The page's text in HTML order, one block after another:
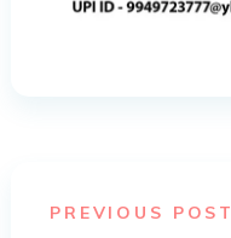
PREVIOUS POST